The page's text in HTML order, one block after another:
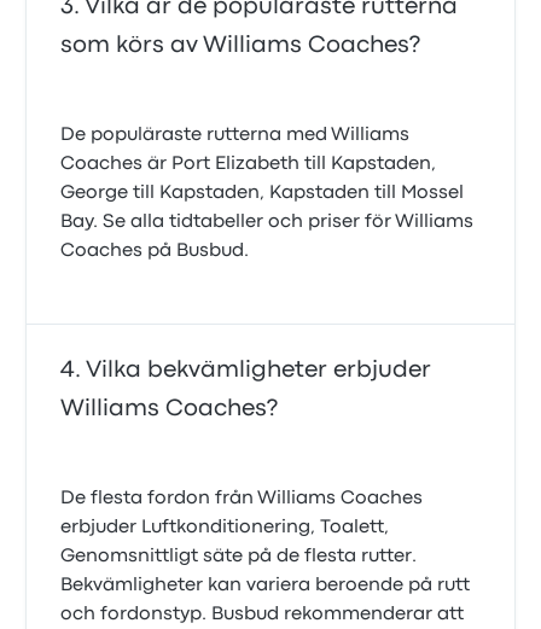
Vilka är de populäraste rutterna
som körs av Williams Coaches?
De populäraste rutterna med Williams
Coaches är Port Elizabeth till Kapstaden,
George till Kapstaden, Kapstaden till Mossel
Bay. Se alla tidtabeller och priser för Williams
Coaches på Busbud.
Vilka bekvämligheter erbjuder
Williams Coaches?
De flesta fordon från Williams Coaches
erbjuder Luftkonditionering, Toalett,
Genomsnittligt säte på de flesta rutter.
Bekvämligheter kan variera beroende på rutt
och fordonstyp. Busbud rekommenderar att